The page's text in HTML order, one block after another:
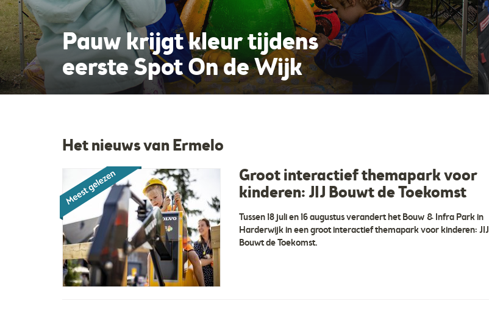
Pauw krijgt kleur tijdens
eerste Spot On de Wijk
GolfShopsOnline
Het nieuws van Ermelo
Groot interactief themapark voor
kinderen: JIJ Bouwt de Toekomst
Tussen 18 juli en 16 augustus verandert het Bouw & Infra Park in
Harderwijk in een groot interactief themapark voor kinderen: JIJ
Bouwt de Toekomst.